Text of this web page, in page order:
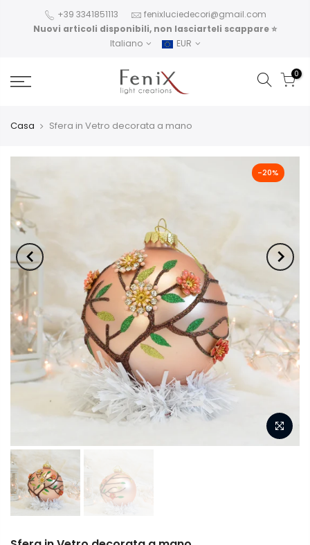
+39 3341851113
fenixluciedecori@gmail.com
Nuovi articoli disponibili, non lasciarteli scappare ⭐️
Italiano
EUR
0
Casa Sfera in Vetro decorata a mano
-20%